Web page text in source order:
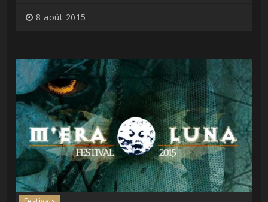
8 août 2015